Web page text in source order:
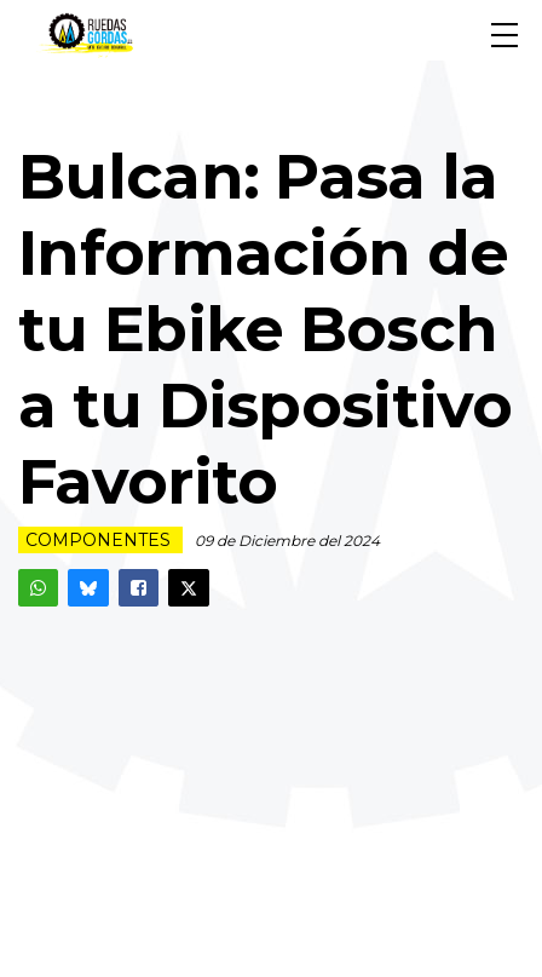
Bulcan: Pasa la
Información de
tu Ebike Bosch
a tu Dispositivo
Favorito
COMPONENTES 09 de Diciembre del 2024